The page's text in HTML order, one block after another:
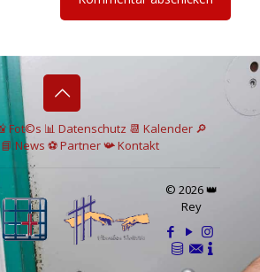
Fot©s 📊 Datenschutz 📆 Kalender 🔎
📘 News ⚽Partner📯Kontakt
© 2026 👑
Rey